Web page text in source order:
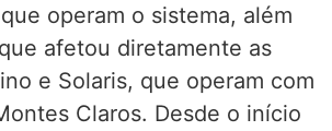
operam o sistema, além
afetou diretamente as
e Solaris, que operam com
Claros. Desde o início